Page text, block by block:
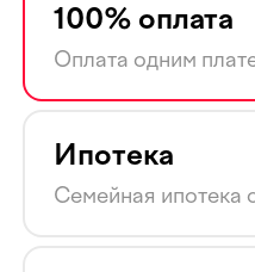
100% оплата
Оплата одним
Ипотека
Семейная ипотека